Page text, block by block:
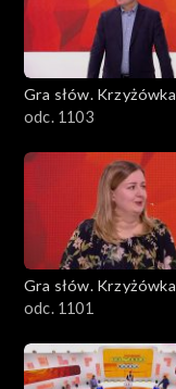
Gra słów. Krzyżówka
odc. 1103
Gra słów. Krzyżówka
odc. 1101